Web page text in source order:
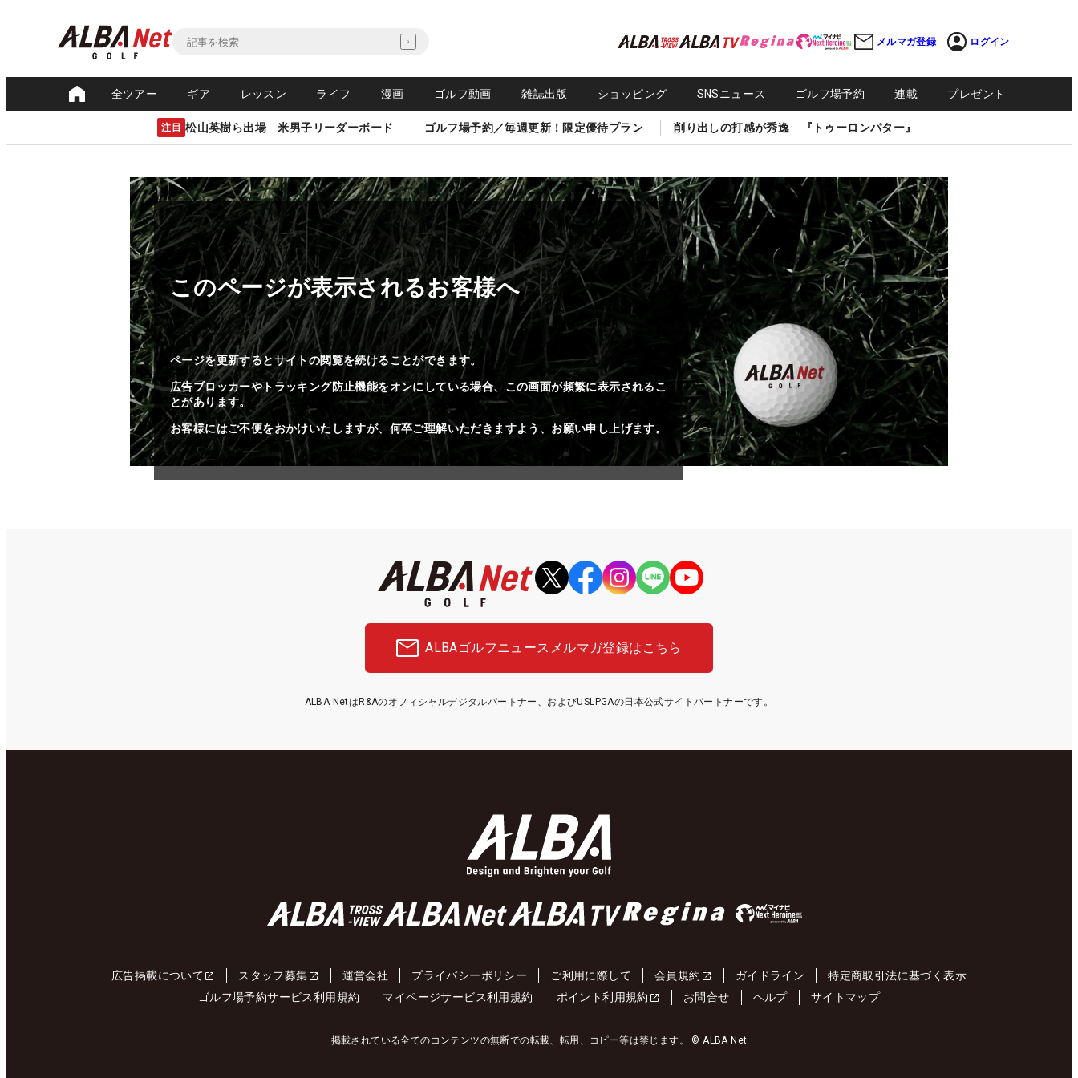
メルマガ登録 ログイン
全ツアー ギア レッスン ライフ 漫画 ゴルフ動画 雑誌出版 ショッピング SNSニュース ゴルフ場予約 連載 プレゼント
注目 松山英樹ら出場 米男子リーダーボード ゴルフ場予約／毎週更新！限定優待プラン 削り出しの打感が秀逸 『トゥーロンパター』
このページが表示されるお客様へ
ページを更新するとサイトの閲覧を続けることができます。
広告ブロッカーやトラッキング防止機能をオンにしている場合、この画面が頻繁に表示されるこ
とがあります。
お客様にはご不便をおかけいたしますが、何卒ご理解いただきますよう、お願い申し上げます。
ALBAゴルフニュース メルマガ登録はこちら
ALBA NetはR&Aのオフィシャルデジタルパートナー、およびUSLPGAの日本公式サイトパートナーです。
広告掲載について スタッフ募集 運営会社 プライバシーポリシー ご利用に際して 会員規約 ガイドライン
特定商取引法に基づく表示
ゴルフ場予約サービス利用規約
マイページサービス利用規約 ポイント利用規約 お問合せ ヘルプ サイトマップ
掲載されている全てのコンテンツの無断での転載、転用、コピー等は禁じます。 © ALBA Net